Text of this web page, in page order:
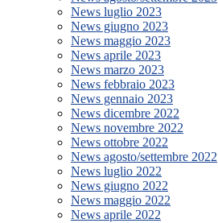
News luglio 2023
News giugno 2023
News maggio 2023
News aprile 2023
News marzo 2023
News febbraio 2023
News gennaio 2023
News dicembre 2022
News novembre 2022
News ottobre 2022
News agosto/settembre 2022
News luglio 2022
News giugno 2022
News maggio 2022
News aprile 2022